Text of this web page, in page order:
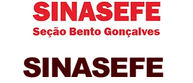
SINASEFE